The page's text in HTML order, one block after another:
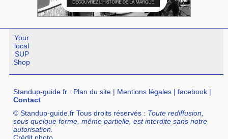
Your
local
SUP
Shop
Standup-guide.fr : Plan du site | Mentions légales |facebook |
Contact
© Standup-guide.fr Tous droits réservés : Toute rediffusion,
sous quelque forme, même partielle, est interdite sans notre
autorisation.